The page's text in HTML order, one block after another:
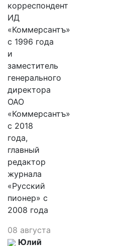
корреспондент
ИД
«Коммерсантъ»
с 1996 года
и
заместитель
генерального
директора
ОАО
«Коммерсантъ»
с 2018
года,
главный
редактор
журнала
«Русский
пионер» с
2008 года
08 августа
Юлий